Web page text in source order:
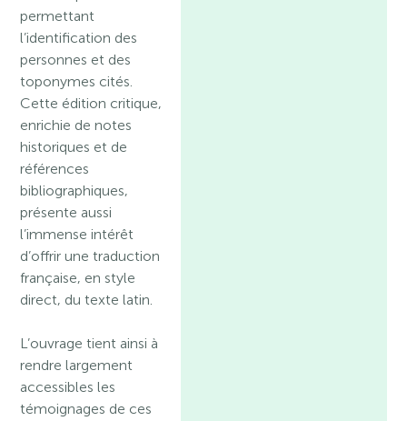
permettant
l’identification des
personnes et des
toponymes cités.
Cette édition critique,
enrichie de notes
historiques et de
références
bibliographiques,
présente aussi
l’immense intérêt
d’offrir une traduction
française, en style
direct, du texte latin.
L’ouvrage tient ainsi à
rendre largement
accessibles les
témoignages de ces